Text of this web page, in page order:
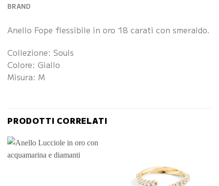
BRAND
Anello Fope flessibile in oro 18 carati con smeraldo.
Collezione: Souls
Colore: Giallo
Misura: M
PRODOTTI CORRELATI